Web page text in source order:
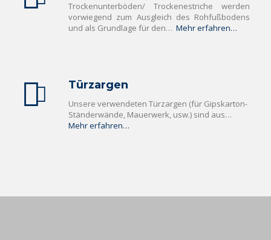
Trockenunterböden/ Trockenestriche werden
vorwiegend zum Ausgleich des Rohfußbodens
und als Grundlage für den… Mehr erfahren…
Türzargen
Unsere verwendeten Türzargen (für Gipskarton-
Ständerwände, Mauerwerk, usw.) sind aus…
Mehr erfahren…